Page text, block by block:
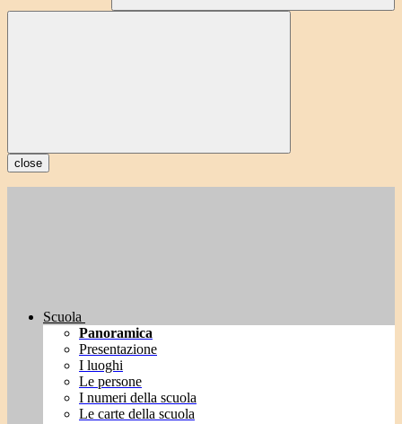
close
Scuola
Panoramica
Presentazione
I luoghi
Le persone
I numeri della scuola
Le carte della scuola